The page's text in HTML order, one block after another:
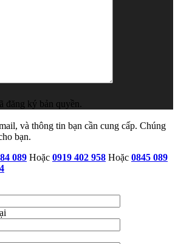
ký bản quyền.
và thông tin bạn cần cung cấp. Chúng
bạn.
089 Hoặc 0919 402 958 Hoặc 0845 089